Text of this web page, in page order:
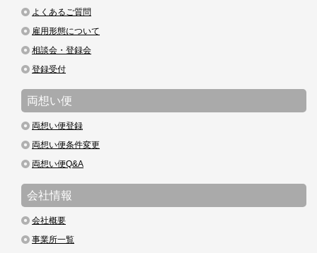
よくあるご質問
雇用形態について
相談会・登録会
登録受付
両想い便
両想い便登録
両想い便条件変更
両想い便Q&A
会社情報
会社概要
事業所一覧